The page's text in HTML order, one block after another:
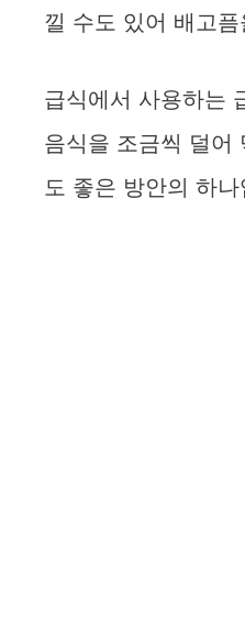
낄 수도 있어 배고
급식에서 사용하는
음식을 조금씩 덜어
도 좋은 방안의 하나